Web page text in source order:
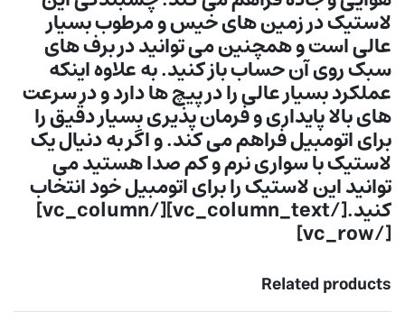
لاستیک در زمین های خیس و مرطوب بسیار
عالی است و همچنین می توانید در برف های
سبک روی آن حساب باز کنید. به علاوه اینکه
عملکرد بسیار عالی را در پیچ ها دارد و در سرعت
های بالا پایداری و فرمان پذیری بسیار دقیق را
برای اتومبیل فراهم می کند. و اگر به دنیال یک
لاستیک با سواری نرم و کم صدا هستید می
توانید این لاستیک را برای اتومبیل خود انتخاب
کنید.[/vc_column_text][/vc_column]
[/vc_row]
Related products